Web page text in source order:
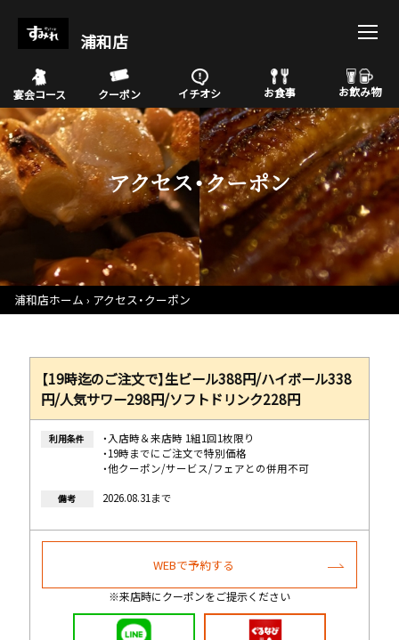
浦和店
宴会コース クーポン イチオシ お食事 お飲み物
アクセス・クーポン
浦和店ホーム アクセス・クーポン
【19時迄のご注文で】生ビール388円/ハイボール338
円/人気サワー298円/ソフトドリンク228円
利用条件
・入店時＆来店時 1組1回1枚限り
・19時までにご注文で特別価格
・他クーポン/サービス/フェアとの併用不可
備考 2026.08.31まで
WEBで予約する
※来店時にクーポンをご提示ください